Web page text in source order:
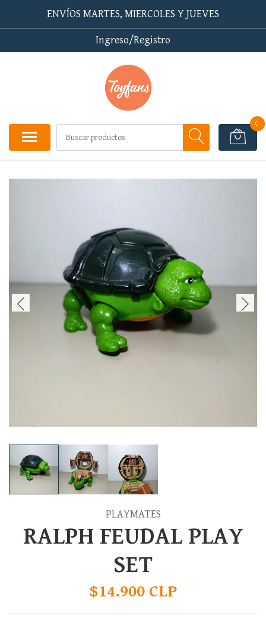
ENVÍOS MARTES, MIERCOLES Y JUEVES
Ingreso/Registro
0
PLAYMATES
RALPH FEUDAL PLAY
SET
$14.900 CLP